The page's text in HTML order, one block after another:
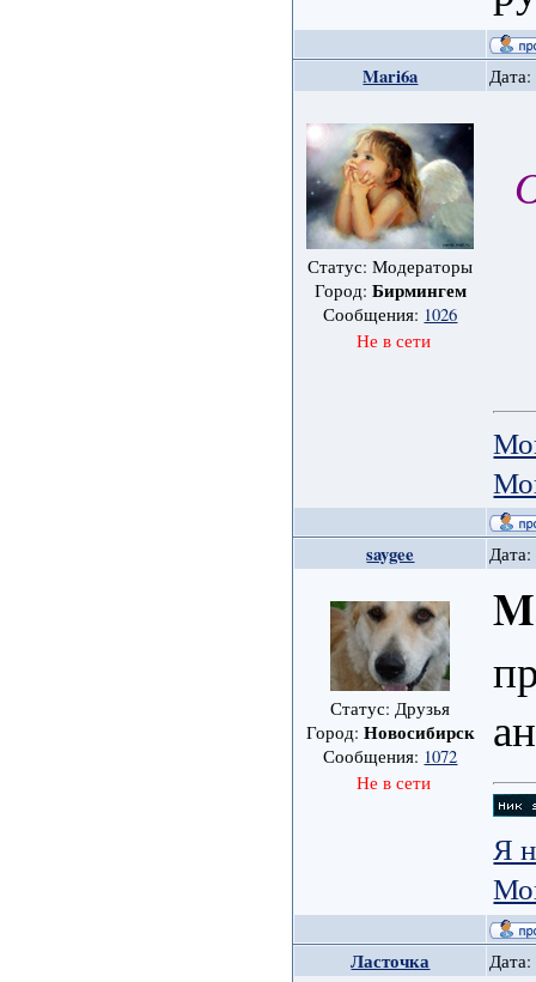
Mari6a
Статус: Модераторы
Город: Бирмингем
Сообщения: 1026
Не в сети
saygee
Статус: Друзья
Город: Новосибирск
Сообщения: 1072
Не в сети
Я
Ласточка